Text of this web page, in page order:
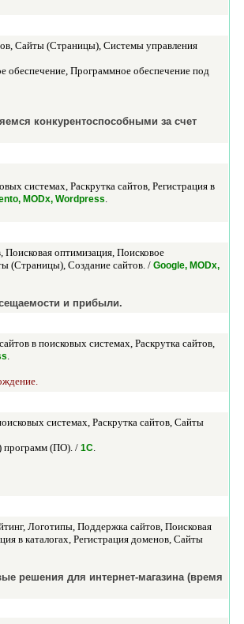
Сайты (Страницы), Системы управления
Программное обеспечение под
конкурентоспособными за счет
системах, Раскрутка сайтов, Регистрация в
MODx, Wordpress.
оптимизация, Поисковое
(Страницы), Создание сайтов. / Google, MODx,
и прибыли.
в поисковых системах, Раскрутка сайтов,
.
системах, Раскрутка сайтов, Сайты
программ (ПО). / 1С.
Логотипы, Поддержка сайтов, Поисковая
в каталогах, Регистрация доменов, Сайты
решения для интернет-магазина (время